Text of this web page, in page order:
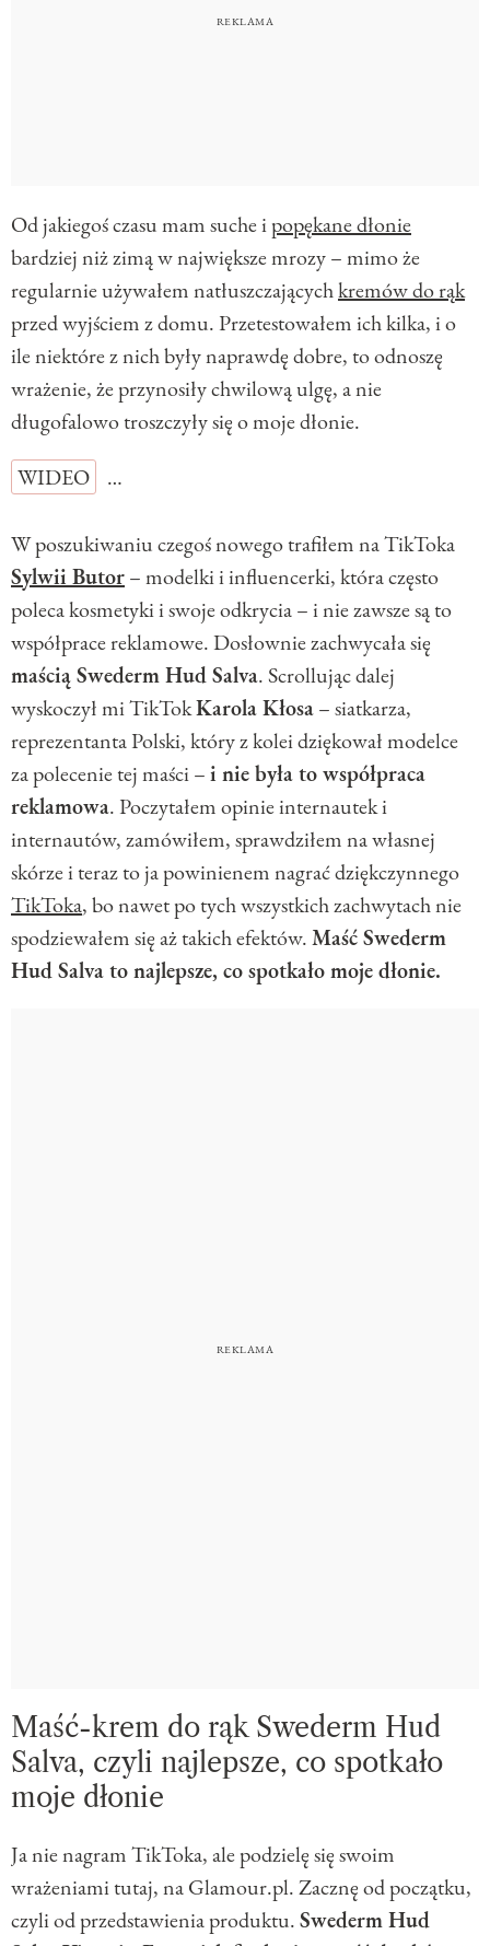
Od jakiegoś czasu mam suche ipopękane dłonie
bardziej niż zimą w największe mrozy – mimo że
regularnie używałem natłuszczającychkremów do rąk
przed wyjściem z domu. Przetestowałem ich kilka, i o
ile niektóre z nich były naprawdę dobre, to odnoszę
wrażenie, że przynosiły chwilową ulgę, a nie
długofalowo troszczyły się o moje dłonie.
WIDEO
…
W poszukiwaniu czegoś nowego trafiłem na TikToka
Sylwii Butor– modelki i influencerki, która często
poleca kosmetyki i swoje odkrycia – i nie zawsze są to
współprace reklamowe. Dosłownie zachwycała się
maścią Swederm Hud Salva. Scrollując dalej
wyskoczył mi TikTokKarola Kłosa– siatkarza,
reprezentanta Polski, który z kolei dziękował modelce
za polecenie tej maści –i nie była to współpraca
reklamowa. Poczytałem opinie internautek i
internautów, zamówiłem, sprawdziłem na własnej
skórze i teraz to ja powinienem nagrać dziękczynnego
TikToka, bo nawet po tych wszystkich zachwytach nie
spodziewałem się aż takich efektów.Maść Swederm
Hud Salva to najlepsze, co spotkało moje dłonie.
Maść-krem do rąk Swederm Hud
Salva, czyli najlepsze, co spotkało
moje dłonie
Ja nie nagram TikToka, ale podzielę się swoim
wrażeniami tutaj, na Glamour.pl. Zacznę od początku,
czyli od przedstawienia produktu.Swederm Hud